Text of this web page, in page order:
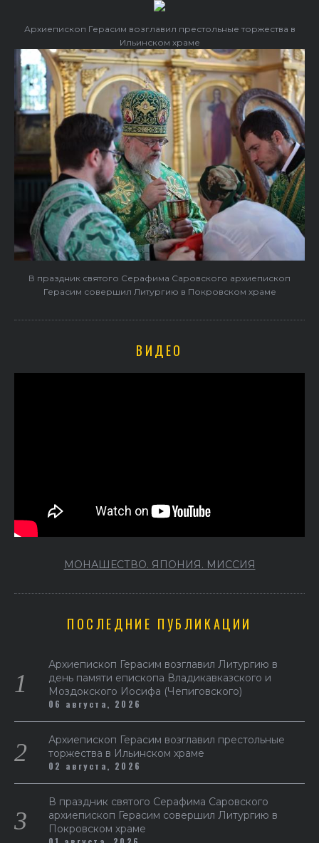
Архиепископ Герасим возглавил престольные торжества в
Ильинском храме
В праздник святого Серафима Саровского архиепископ
Герасим совершил Литургию в Покровском храме
ВИДЕО
МОНАШЕСТВО. ЯПОНИЯ. МИССИЯ
ПОСЛЕДНИЕ ПУБЛИКАЦИИ
Архиепископ Герасим возглавил Литургию в
день памяти епископа Владикавказского и
Моздокского Иосифа (Чепиговского)
06 августа, 2026
Архиепископ Герасим возглавил престольные
торжества в Ильинском храме
02 августа, 2026
В праздник святого Серафима Саровского
архиепископ Герасим совершил Литургию в
Покровском храме